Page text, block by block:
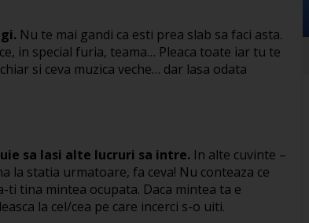
Nu te mai gandi ca esti prea slab sa faci asta.
in special furia, teama… Pleaca toate iar tu te
si ceva muzica veche… dar lasa odata
sa lasi alte lucruri sa intre. In alte cuvinte –
la statia urmatoare, fa ceva! Nu conteaza ce
ti tina mintea ocupata. Daca mintea ta e
la cel/cea pe care incerci s-o uiti.